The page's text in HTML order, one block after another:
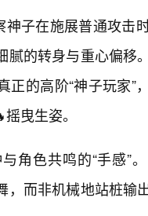
神子在施展普通攻击
的转身与重心偏移
的高阶“神子玩家”
曳生姿。
角色共鸣的“手感”
而非机械地站桩输